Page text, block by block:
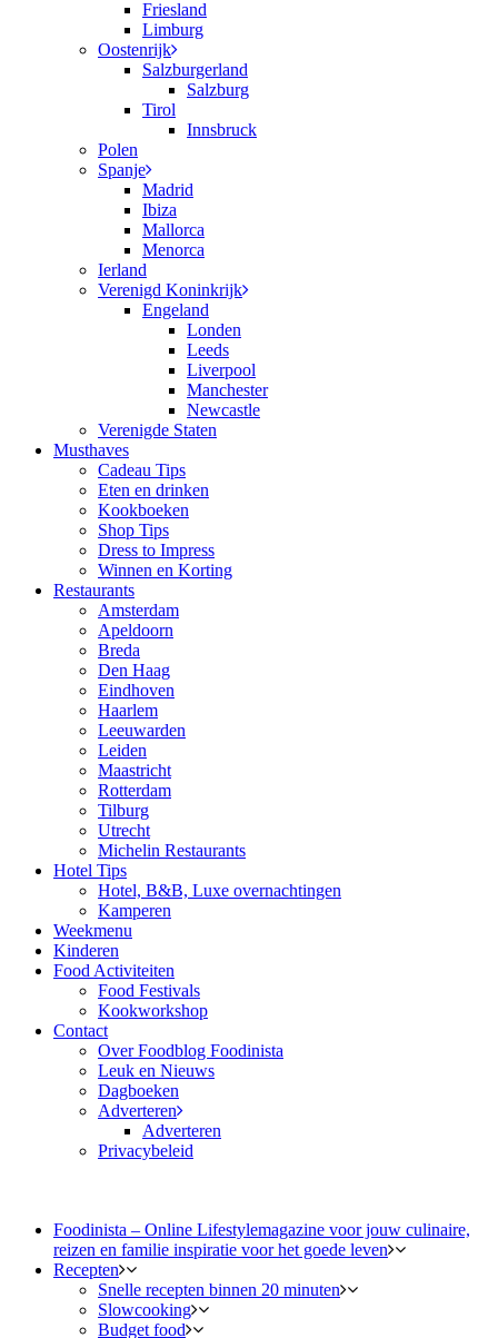
Friesland
Limburg
Oostenrijk
Salzburgerland
Salzburg
Tirol
Innsbruck
Polen
Spanje
Madrid
Ibiza
Mallorca
Menorca
Ierland
Verenigd Koninkrijk
Engeland
Londen
Leeds
Liverpool
Manchester
Newcastle
Verenigde Staten
Musthaves
Cadeau Tips
Eten en drinken
Kookboeken
Shop Tips
Dress to Impress
Winnen en Korting
Restaurants
Amsterdam
Apeldoorn
Breda
Den Haag
Eindhoven
Haarlem
Leeuwarden
Leiden
Maastricht
Rotterdam
Tilburg
Utrecht
Michelin Restaurants
Hotel Tips
Hotel, B&B, Luxe overnachtingen
Kamperen
Weekmenu
Kinderen
Food Activiteiten
Food Festivals
Kookworkshop
Contact
Over Foodblog Foodinista
Leuk en Nieuws
Dagboeken
Adverteren
Adverteren
Privacybeleid
Foodinista – Online Lifestylemagazine voor jouw culinaire,
reizen en familie inspiratie voor het goede leven
Recepten
Snelle recepten binnen 20 minuten
Slowcooking
Budget food